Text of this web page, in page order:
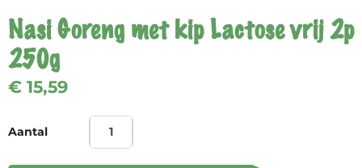
Nasi Goreng met kip Lactose vrij 2p
250g
€ 15,59
Aantal